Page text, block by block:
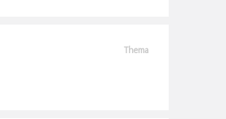
Thema